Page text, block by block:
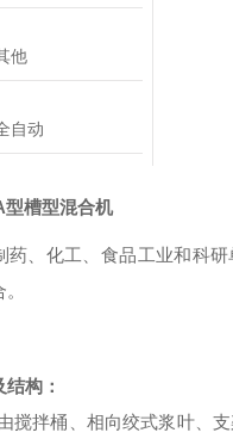
他
自动
型槽型混合机
药、化工、食品工业和科
构：
搅拌桶、相向绞式浆叶、